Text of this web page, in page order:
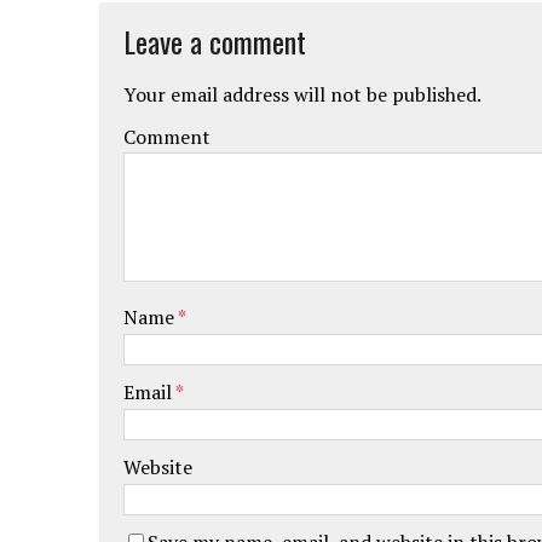
Leave a comment
Your email address will not be published.
Comment
Name*
Email*
Website